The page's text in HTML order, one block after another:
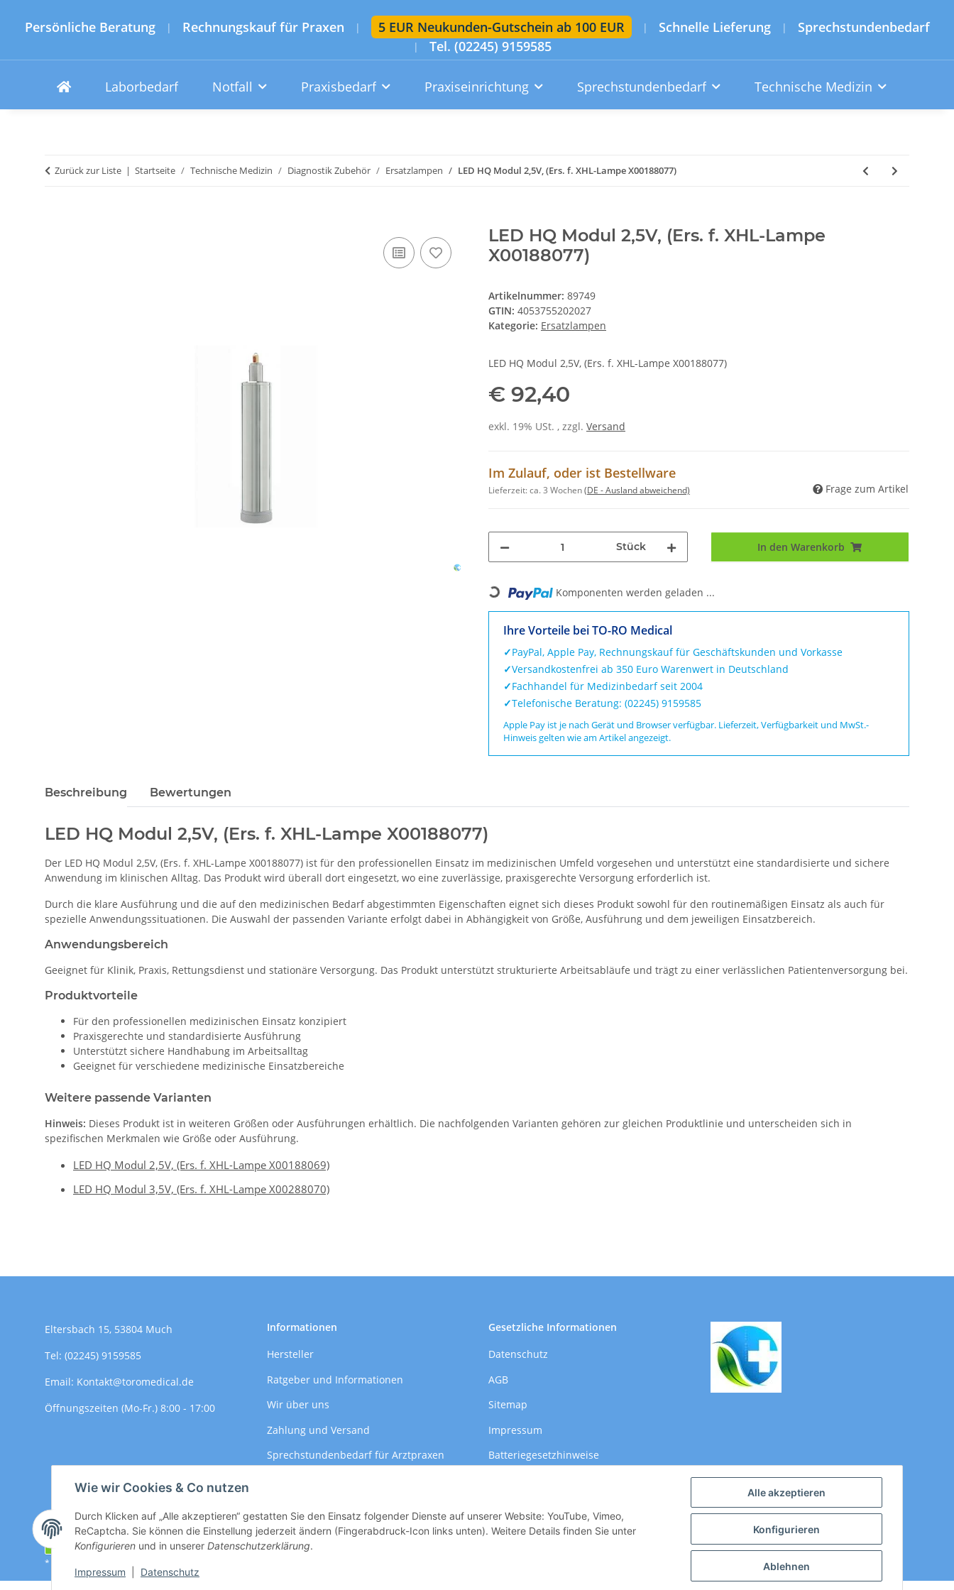
Persönliche Beratung | Rechnungskauf für Praxen | 5 EUR Neukunden-Gutschein ab 100 EUR | Schnelle Lieferung | Sprechstundenbedarf
| Tel. (02245) 9159585
Alle akzeptieren
Konfigurieren
Ablehnen
Wie wir Cookies & Co nutzen
Durch Klicken auf „Alle akzeptieren“ gestatten Sie den Einsatz folgender Dienste auf unserer Website: YouTube, Vimeo,
ReCaptcha. Sie können die Einstellung jederzeit ändern (Fingerabdruck-Icon links unten). Weitere Details finden Sie unter
Konfigurieren und in unserer Datenschutzerklärung.
Impressum Datenschutz
Laborbedarf Notfall Praxisbedarf Praxiseinrichtung Sprechstundenbedarf Technische Medizin
Konto
Wunschzettel Warenkorb
Zurück zur Liste Startseite Technische Medizin Diagnostik Zubehör Ersatzlampen LED HQ Modul 2,5V, (Ers. f. XHL-Lampe X00188077)
LED HQ Modul 2,5V, (Ers. f. XHL-Lampe
X00188077)
Artikelnummer: 89749
GTIN: 4053755202027
Kategorie: Ersatzlampen
LED HQ Modul 2,5V, (Ers. f. XHL-Lampe X00188077)
€ 92,40
exkl. 19% USt. , zzgl. Versand
Im Zulauf, oder ist Bestellware
Lieferzeit:ca. 3 Wochen(DE - Ausland abweichend) Frage zum Artikel
Stück In den Warenkorb
Loading... Komponenten werden geladen ...
Ihre Vorteile bei TO-RO Medical
✓PayPal, Apple Pay, Rechnungskauf für Geschäftskunden und Vorkasse
✓Versandkostenfrei ab 350 Euro Warenwert in Deutschland
✓Fachhandel für Medizinbedarf seit 2004
✓Telefonische Beratung: (02245) 9159585
Apple Pay ist je nach Gerät und Browser verfügbar. Lieferzeit, Verfügbarkeit und MwSt.-
Hinweis gelten wie am Artikel angezeigt.
Beschreibung Bewertungen
LED HQ Modul 2,5V, (Ers. f. XHL-Lampe X00188077)
Der LED HQ Modul 2,5V, (Ers. f. XHL-Lampe X00188077) ist für den professionellen Einsatz im medizinischen Umfeld vorgesehen und unterstützt eine standardisierte und sichere
Anwendung im klinischen Alltag. Das Produkt wird überall dort eingesetzt, wo eine zuverlässige, praxisgerechte Versorgung erforderlich ist.
Durch die klare Ausführung und die auf den medizinischen Bedarf abgestimmten Eigenschaften eignet sich dieses Produkt sowohl für den routinemäßigen Einsatz als auch für
spezielle Anwendungssituationen. Die Auswahl der passenden Variante erfolgt dabei in Abhängigkeit von Größe, Ausführung und dem jeweiligen Einsatzbereich.
Anwendungsbereich
Geeignet für Klinik, Praxis, Rettungsdienst und stationäre Versorgung. Das Produkt unterstützt strukturierte Arbeitsabläufe und trägt zu einer verlässlichen Patientenversorgung bei.
Produktvorteile
Für den professionellen medizinischen Einsatz konzipiert
Praxisgerechte und standardisierte Ausführung
Unterstützt sichere Handhabung im Arbeitsalltag
Geeignet für verschiedene medizinische Einsatzbereiche
Weitere passende Varianten
Hinweis: Dieses Produkt ist in weiteren Größen oder Ausführungen erhältlich. Die nachfolgenden Varianten gehören zur gleichen Produktlinie und unterscheiden sich in
spezifischen Merkmalen wie Größe oder Ausführung.
LED HQ Modul 2,5V, (Ers. f. XHL-Lampe X00188069)
LED HQ Modul 3,5V, (Ers. f. XHL-Lampe X00288070)
Eltersbach 15, 53804 Much
Tel: (02245) 9159585
Email: Kontakt@toromedical.de
Öffnungszeiten (Mo-Fr.) 8:00 - 17:00
Informationen
Hersteller
Ratgeber und Informationen
Wir über uns
Zahlung und Versand
Sprechstundenbedarf für Arztpraxen
Gesetzliche Informationen
Datenschutz
AGB
Sitemap
Impressum
Batteriegesetzhinweise
Vertrag widerrufen
* Alle Preise zzgl. gesetzlicher USt., zzgl.